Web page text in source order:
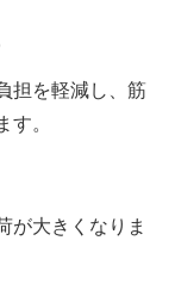
担を軽減し、筋
す。
が大きくなりま